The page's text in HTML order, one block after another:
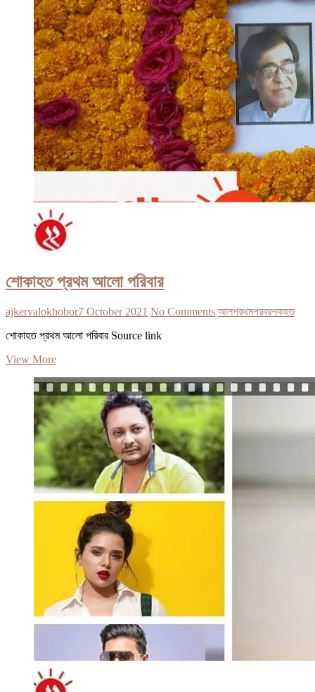
শোকাহত প্রথম আলো পরিবার
ajkervalokhobor7 October 2021 No Comments আলপরথমপরবরশকহত
শোকাহত প্রথম আলো পরিবার Source link
View Moreশোকাহত
আলো
পরিবার